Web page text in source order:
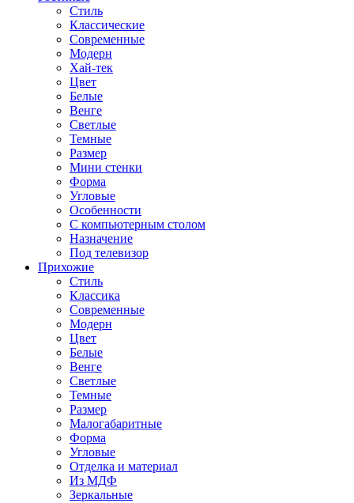
Стиль
Классические
Современные
Модерн
Хай-тек
Цвет
Белые
Венге
Светлые
Темные
Размер
Мини стенки
Форма
Угловые
Особенности
С компьютерным столом
Назначение
Под телевизор
Прихожие
Стиль
Классика
Современные
Модерн
Цвет
Белые
Венге
Светлые
Темные
Размер
Малогабаритные
Форма
Угловые
Отделка и материал
Из МДФ
Зеркальные